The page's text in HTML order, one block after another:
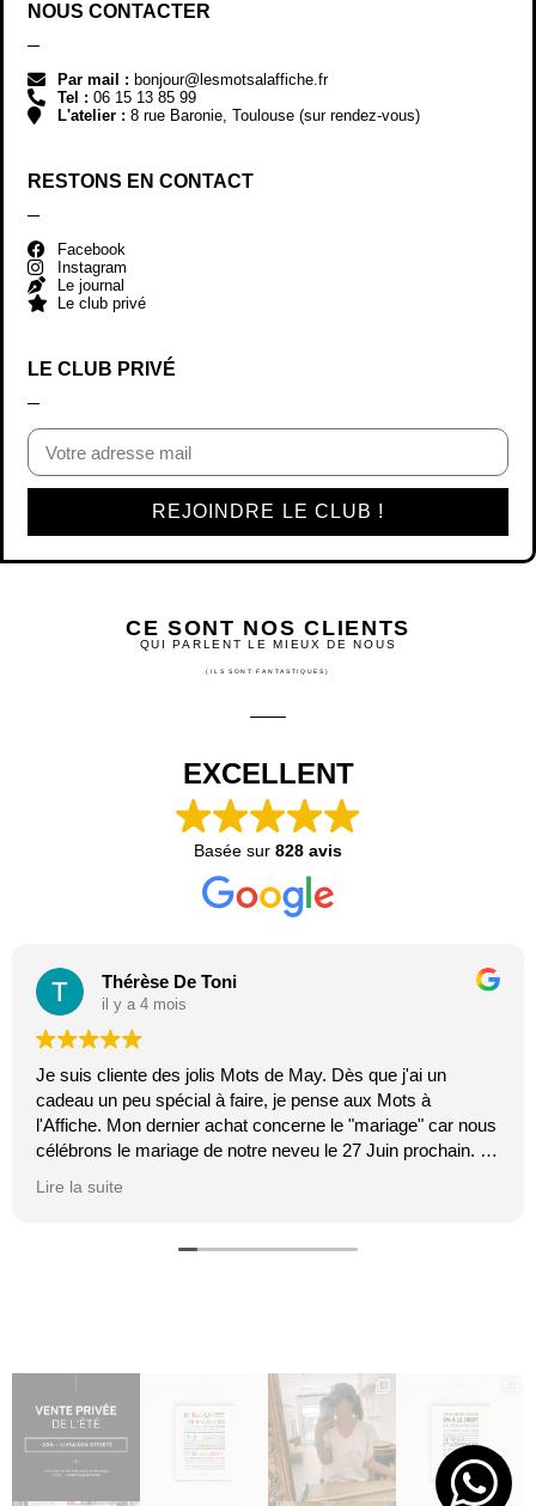
NOUS CONTACTER
Par mail : bonjour@lesmotsalaffiche.fr
Tel : 06 15 13 85 99
L'atelier : 8 rue Baronie, Toulouse (sur rendez-vous)
RESTONS EN CONTACT
Facebook
Instagram
Le journal
Le club privé
LE CLUB PRIVÉ
REJOINDRE LE CLUB !
CE SONT NOS CLIENTS
QUI PARLENT LE MIEUX DE NOUS
(ILS SONT FANTASTIQUES)
EXCELLENT
Basée sur 828 avis
Thérèse De Toni
il y a 4 mois
Je suis cliente des jolis Mots de May. Dès que j'ai un
cadeau un peu spécial à faire, je pense aux Mots à
l'Affiche. Mon dernier achat concerne le "mariage" car nous
célébrons le mariage de notre neveu le 27 Juin prochain. Je
Lire la suite